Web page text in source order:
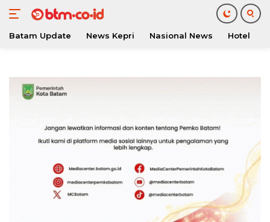
konten
Batam Update News Kepri Nasional News Hotel